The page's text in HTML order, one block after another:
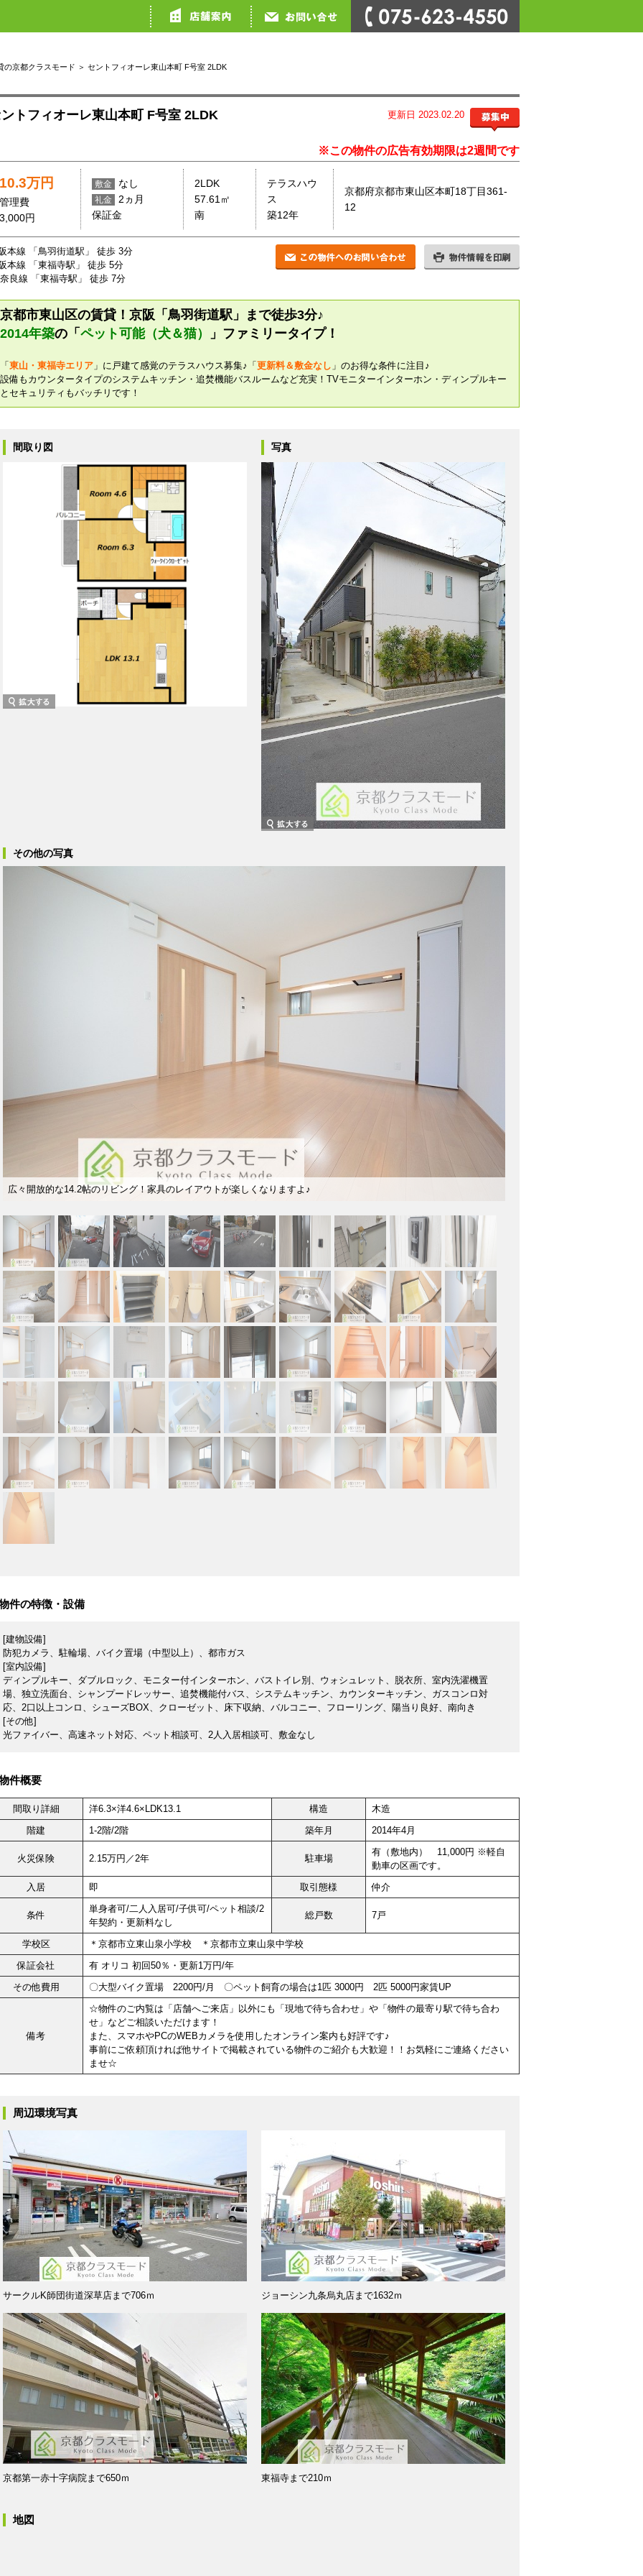
の京都クラスモード ＞ セントフィオーレ東山本町 F号室 2LDK
トフィオーレ東山本町 F号室 2LDK 更新日 2023.02.20
※この物件の広告有効期限は2週間です
10.3万円
管理費
3,000円
敷金 なし
礼金
2ヵ月
保証金
2LDK
57.61㎡
南
テラスハウ
ス
築12年
京都府京都市東山区本町18丁目361-
12
本線 「鳥羽街道駅」 徒歩 3分
本線 「東福寺駅」 徒歩 5分
良線 「東福寺駅」 徒歩 7分
京都市東山区の賃貸！京阪「鳥羽街道駅」
まで徒歩3分♪
2014年築の「 ペット可能（犬＆猫） 」ファミリータイプ！
「 東山・東福寺エリア 」に戸建て感覚のテラスハウス募集♪「 更新料＆敷金なし 」のお得な条件に注目♪
設備もカウンタータイプのシステムキッチン・追焚機能バスルームなど充実！TVモニターインターホン・ディンプルキー
とセキュリティもバッチリです！
間取り図 写真
その他の写真
広々開放的な14.2帖のリビング！家具のレイアウトが楽しくなりますよ♪
件の特徴・設備
[建物設備]
防犯カメラ、駐輪場、バイク置場（中型以上）、都市ガス
[室内設備]
ディンプルキー、ダブルロック、モニター付インターホン、バストイレ別、ウォシュレット、脱衣所、室内洗濯機置
場、独立洗面台、シャンプードレッサー、追焚機能付バス、システムキッチン、カウンターキッチン、ガスコンロ対
応、2口以上コンロ、シューズBOX、クローゼット、床下収納、バルコニー、フローリング、陽当り良好、南向き
[その他]
光ファイバー、高速ネット対応、ペット相談可、2人入居相談可、敷金なし
件概要
間取り詳細 洋6.3×洋4.6×LDK13.1 構造
木造
階建
1-2階/2階 築年月 2014年4月
火災保険 2.15万円／2年 駐車場
有（敷地内） 11,000円 ※軽自
動車の区画です。
入居
即 取引態様 仲介
条件
単身者可/二人入居可/子供可/ペット相談/2
年契約・更新料なし
総戸数 7戸
学校区
＊京都市立東山泉小学校 ＊京都市立東山泉中学校
保証会社
有 オリコ 初回50％・更新1万円/年
その他費用
〇大型バイク置場 2200円/月 〇ペット飼育の場合は1匹 3000円 2匹 5000円家賃UP
備考
☆物件のご内覧は「店舗へご来店」以外にも「現地で待ち合わせ」や「物件の最寄り駅で待ち合わ
せ」などご相談いただけます！
また、スマホやPCのWEBカメラを使用したオンライン案内も好評です♪
事前にご依頼頂ければ他サイトで掲載されている物件のご紹介も大歓迎！！お気軽にご連絡ください
ませ☆
周辺環境写真
サークルK師団街道深草店まで706ｍ ジョーシン九条烏丸店まで1632ｍ
京都第一赤十字病院まで650ｍ 東福寺まで210ｍ
地図